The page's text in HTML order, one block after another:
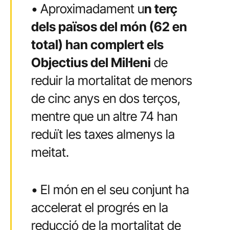
• Aproximadament un terç
dels països del món (62 en
total) han complert els
Objectius del Mil·leni de
reduir la mortalitat de menors
de cinc anys en dos terços,
mentre que un altre 74 han
reduït les taxes almenys la
meitat.
• El món en el seu conjunt ha
accelerat el progrés en la
reducció de la mortalitat de